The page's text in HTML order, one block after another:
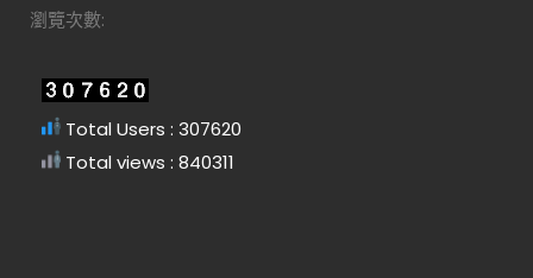
瀏覽次數:
Total Users : 307620
Total views : 840311